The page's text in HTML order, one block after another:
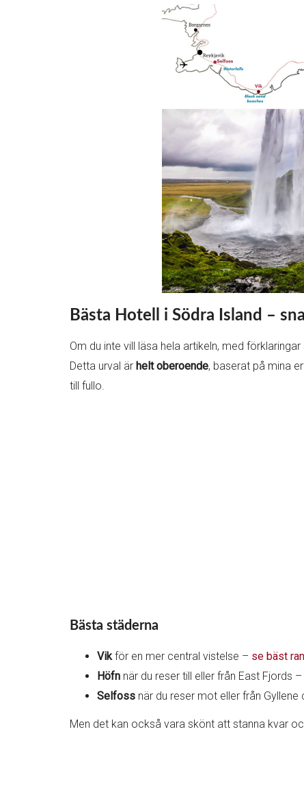
Bästa Hotell i Södra Island –
Om du inte vill läsa hela artikeln, med
Detta urval är helt oberoende, baserat på mina
till fullo.
Bästa städerna
Vikför en mer central vistelse – se bäst
Höfn när du reser till eller från East Fjords –
Selfoss när du reser mot eller från Gyllene
Men det kan också vara skönt att stanna kvar